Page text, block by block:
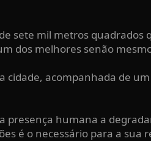
sete mil metros quadrados
dos melhores senão
acompanhada de
humana a
é o necessário para a sua